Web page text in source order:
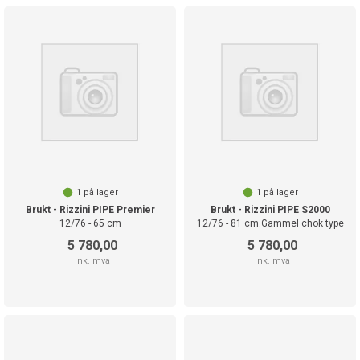
1 på lager
Brukt - Rizzini PIPE Premier
12/76 - 65 cm
5 780,00
Ink. mva
1 på lager
Brukt - Rizzini PIPE S2000
12/76 - 81 cm.Gammel chok type
5 780,00
Ink. mva